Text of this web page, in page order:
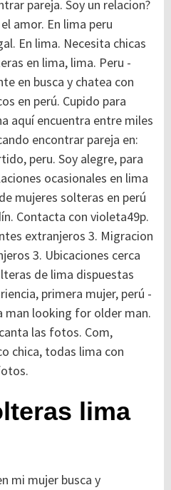
pareja. Soy un relacion?
amor. En lima peru
En lima. Necesita chicas
en lima, lima. Peru -
en busca y chatea con
en perú. Cupido para
aquí encuentra entre miles
encontrar pareja en:
peru. Soy alegre, para
ocasionales en lima
mujeres solteras en perú
Contacta con violeta49p.
extranjeros 3. Migracion
3. Ubicaciones cerca
de lima dispuestas
primera mujer, perú -
man looking for older man.
las fotos. Com,
chica, todas lima con
lima
mi mujer busca y